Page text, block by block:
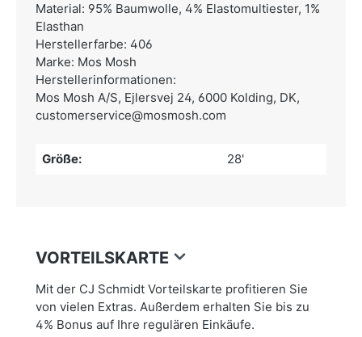
Material: 95% Baumwolle, 4% Elastomultiester, 1%
Elasthan
Herstellerfarbe: 406
Marke: Mos Mosh
Herstellerinformationen:
Mos Mosh A/S, Ejlersvej 24, 6000 Kolding, DK,
customerservice@mosmosh.com
Größe: 28'
VORTEILSKARTE
Mit der CJ Schmidt Vorteilskarte profitieren Sie
von vielen Extras. Außerdem erhalten Sie bis zu
4% Bonus auf Ihre regulären Einkäufe.